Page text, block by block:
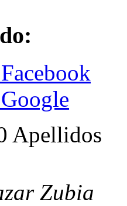
Apellidos
Zubia